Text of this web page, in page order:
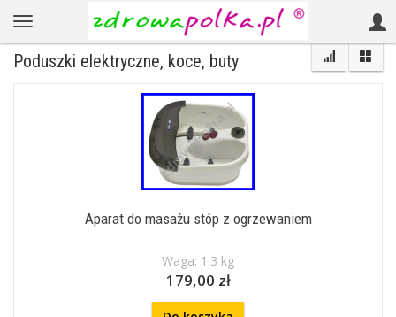
Poduszki elektryczne, koce, buty
Aparat do masażu stóp z ogrzewaniem
Waga: 1.3 kg
179,00 zł